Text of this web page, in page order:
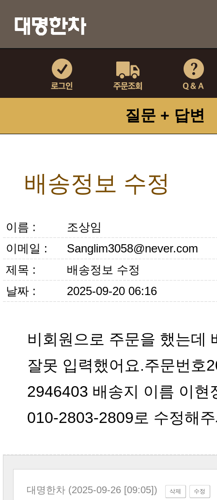
질문 + 답변
배송정보 수정
이름 :
조상임
이메일 :
Sanglim3058@never.com
제목 :
배송정보 수정
날짜 :
2025-09-20 06:16
010-2803-2809로 수정해
대명한차 (2025-09-26 [09:05]) 삭제 수정